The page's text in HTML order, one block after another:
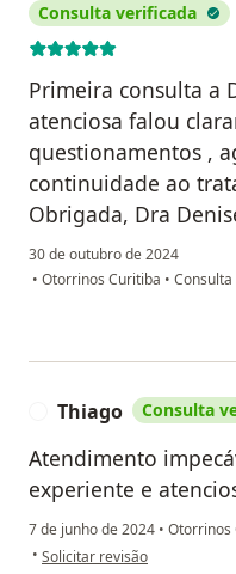
Consulta verificada
Primeira consulta a
atenciosa falou
questionamentos ,
continuidade ao
Obrigada, Dra
30 de outubro de 2024
• Otorrinos Curitiba •
Thiago Consulta
Atendimento
experiente e
7 de junho de 2024 • Otorrinos
• na opinião do utilizador Thiago
Solicitar revisão